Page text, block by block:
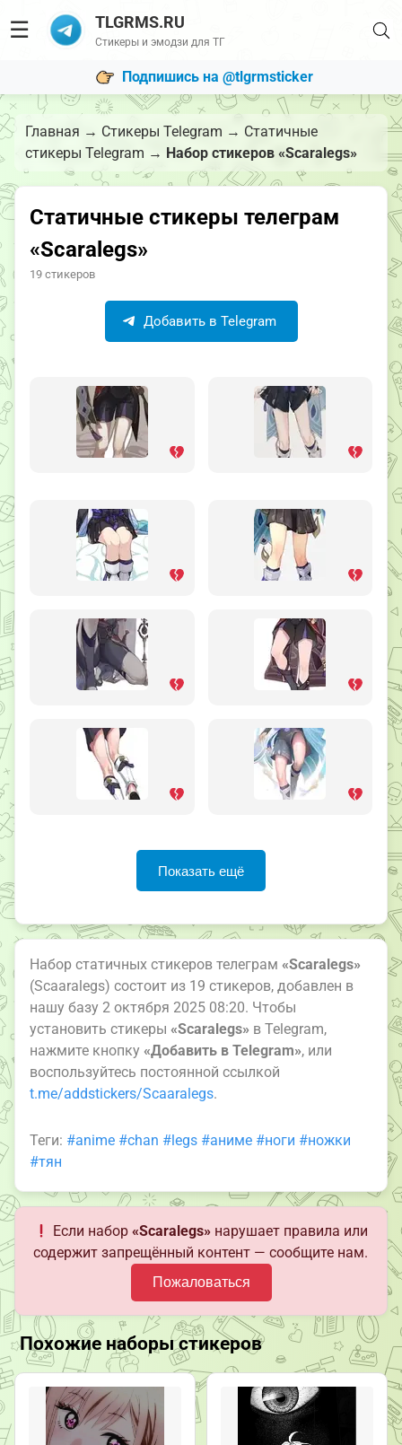
☰ TLGRMS.RU
Стикеры и эмодзи для ТГ
Подпишись на @tlgrmsticker
Главная → Стикеры Telegram → Статичные
стикеры Telegram → Набор стикеров «Scaralegs»
Статичные стикеры телеграм
«Scaralegs»
19 стикеров
Добавить в Telegram
Показать ещё
Набор статичных стикеров телеграм «Scaralegs»
(Scaaralegs) состоит из 19 стикеров, добавлен в
нашу базу 2 октября 2025 08:20. Чтобы
установить стикеры «Scaralegs» в Telegram,
нажмите кнопку «Добавить в Telegram», или
воспользуйтесь постоянной ссылкой
t.me/addstickers/Scaaralegs.
Теги: #anime #chan #legs #аниме #ноги #ножки
#тян
Если набор«Scaralegs» нарушает правила или
содержит запрещённый контент — сообщите нам.
Пожаловаться
Похожие наборы стикеров